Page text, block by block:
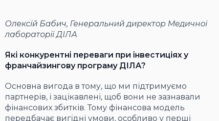
Олексій Бабич, Генеральний директор Медичної
лабораторії ДІЛА
Які конкурентні переваги при інвестиціях у
франчайзингову програму ДІЛА?
Основна вигода в тому, що ми підтримуємо
партнерів, і зацікавлені, щоб вони не зазнавали
фінансових збитків. Тому фінансова модель
передбачає вигідні умови, особливо у перші